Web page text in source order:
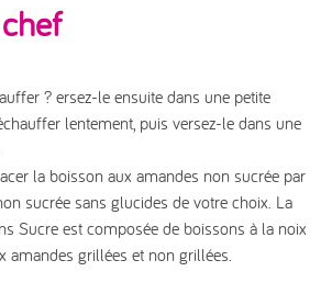
? ersez-le ensuite dans une petite
lentement, puis versez-le dans une
la boisson aux amandes non sucrée par
sucrée sans glucides de votre choix. La
Sucre est composée de boissons à la noix
amandes grillées et non grillées.